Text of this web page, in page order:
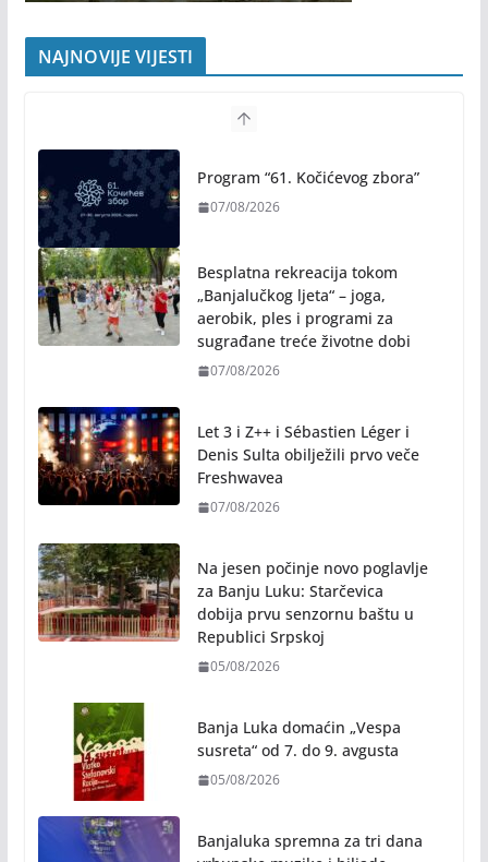
NAJNOVIJE VIJESTI
Program “61. Kočićevog zbora”
07/08/2026
Besplatna rekreacija tokom
„Banjalučkog ljeta“ – joga,
aerobik, ples i programi za
sugrađane treće životne dobi
07/08/2026
Let 3 i Z++ i Sébastien Léger i
Denis Sulta obilježili prvo veče
Freshwavea
07/08/2026
Na jesen počinje novo poglavlje
za Banju Luku: Starčevica
dobija prvu senzornu baštu u
Republici Srpskoj
05/08/2026
Banja Luka domaćin „Vespa
susreta“ od 7. do 9. avgusta
05/08/2026
Banjaluka spremna za tri dana